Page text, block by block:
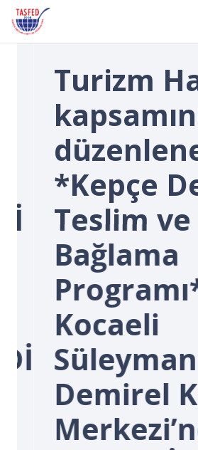
Turizm
*Kepçe
Teslim ve
Bağlama
Programı*,
Kocaeli
Süleyman
Demirel